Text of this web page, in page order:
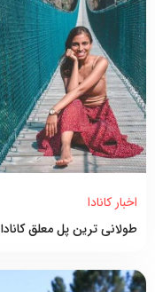
اخبار کانادا
طولانی ترین پل معلق کانادا